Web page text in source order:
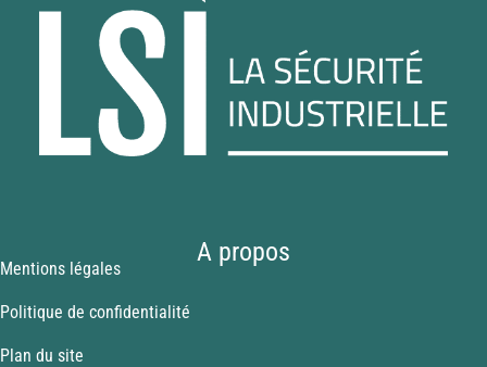
A propos
Mentions légales
Politique de confidentialité
Plan du site